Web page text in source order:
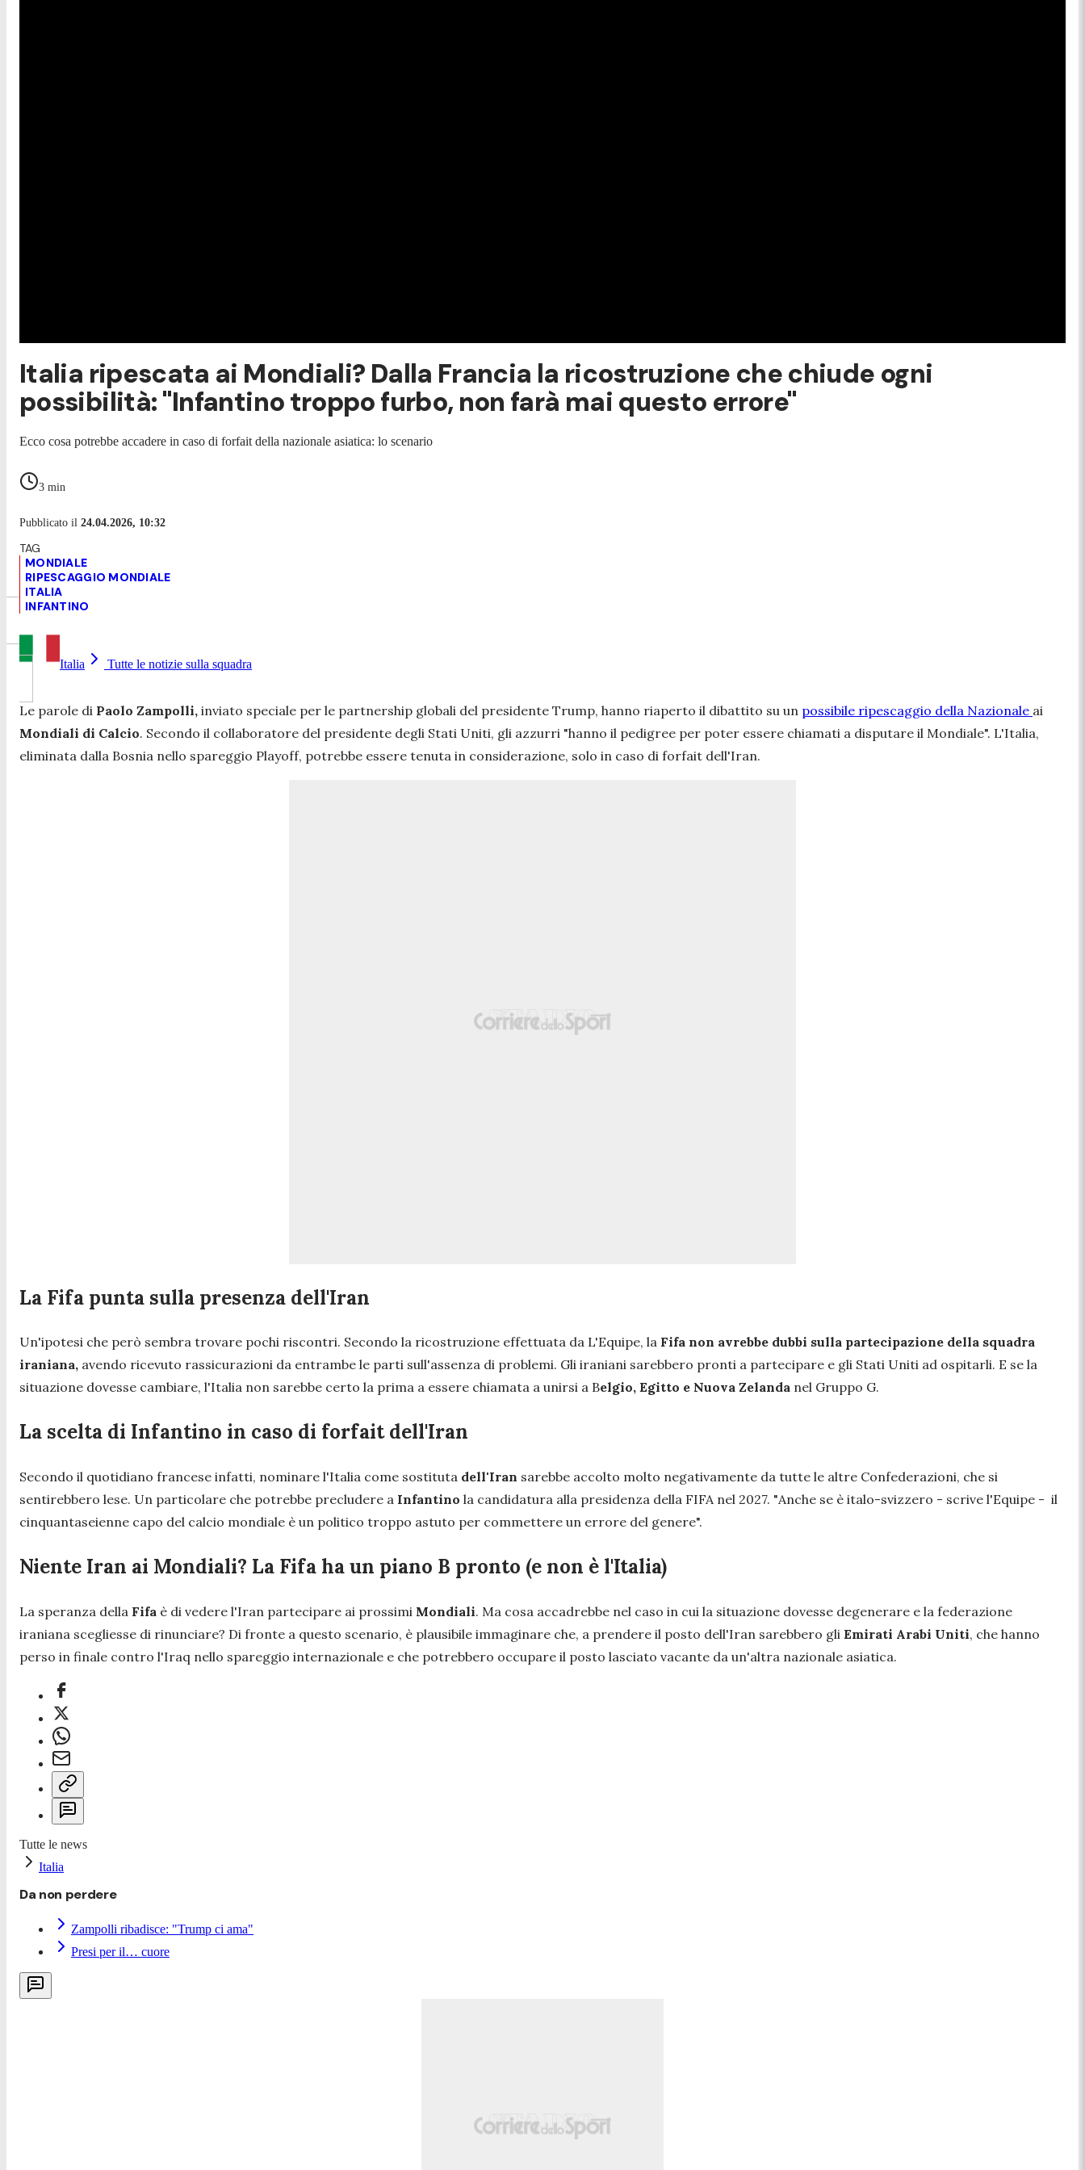
Italia ripescata ai Mondiali? Dalla Francia la ricostruzione che chiude ogni
possibilità: "Infantino troppo furbo, non farà mai questo errore"
Ecco cosa potrebbe accadere in caso di forfait della nazionale asiatica: lo scenario
3 min
Pubblicato il 24.04.2026, 10:32
MONDIALE
RIPESCAGGIO MONDIALE
ITALIA
INFANTINO
Italia Tutte le notizie sulla squadra
Le parole di Paolo Zampolli, inviato speciale per le partnership globali del presidente Trump, hanno riaperto il dibattito su un possibile ripescaggio della Nazionale ai
Mondiali di Calcio. Secondo il collaboratore del presidente degli Stati Uniti, gli azzurri "hanno il pedigree per poter essere chiamati a disputare il Mondiale". L'Italia,
eliminata dalla Bosnia nello spareggio Playoff, potrebbe essere tenuta in considerazione, solo in caso di forfait dell'Iran.
La Fifa punta sulla presenza dell'Iran
Un'ipotesi che però sembra trovare pochi riscontri. Secondo la ricostruzione effettuata da L'Equipe, la Fifa non avrebbe dubbi sulla partecipazione della squadra
iraniana, avendo ricevuto rassicurazioni da entrambe le parti sull'assenza di problemi. Gli iraniani sarebbero pronti a partecipare e gli Stati Uniti ad ospitarli. E se la
situazione dovesse cambiare, l'Italia non sarebbe certo la prima a essere chiamata a unirsi a Belgio, Egitto e Nuova Zelanda nel Gruppo G.
La scelta di Infantino in caso di forfait dell'Iran
Secondo il quotidiano francese infatti, nominare l'Italia come sostituta dell'Iran sarebbe accolto molto negativamente da tutte le altre Confederazioni, che si
sentirebbero lese. Un particolare che potrebbe precludere a Infantino la candidatura alla presidenza della FIFA nel 2027. "Anche se è italo-svizzero - scrive l'Equipe - il
cinquantaseienne capo del calcio mondiale è un politico troppo astuto per commettere un errore del genere".
Niente Iran ai Mondiali? La Fifa ha un piano B pronto (e non è l'Italia)
La speranza della Fifa è di vedere l'Iran partecipare ai prossimi Mondiali. Ma cosa accadrebbe nel caso in cui la situazione dovesse degenerare e la federazione
iraniana scegliesse di rinunciare? Di fronte a questo scenario, è plausibile immaginare che, a prendere il posto dell'Iran sarebbero gli Emirati Arabi Uniti, che hanno
perso in finale contro l'Iraq nello spareggio internazionale e che potrebbero occupare il posto lasciato vacante da un'altra nazionale asiatica.
Tutte le news
Italia
Da non perdere
Zampolli ribadisce: "Trump ci ama"
Presi per il… cuore